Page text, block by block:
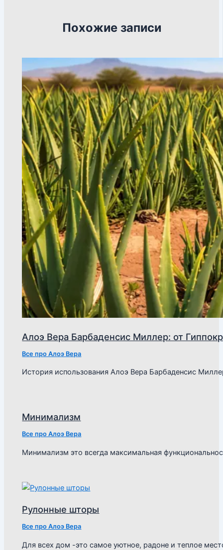
Похожие записи
Алоэ Вера Барбаденсис Миллер: от
Все про Алоэ Вера
История использования Алоэ Вера Барбаденсис
Минимализм
Все про Алоэ Вера
Минимализм это всегда максимальная
Рулонные шторы
Все про Алоэ Вера
Для всех дом -это самое уютное, радоне и теплое